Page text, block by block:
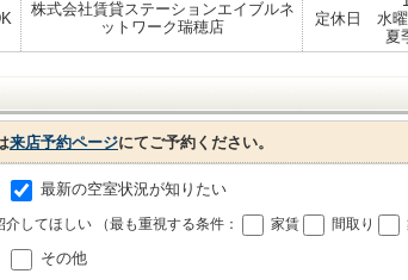
株式会社賃貸ステーションエイブルネ
ットワーク瑞穂店
定休日 水
夏
来店予約ページにてご予約ください。
最新の空室状況が知りたい
介してほしい （最も重視する条件： 家賃 間取り
その他